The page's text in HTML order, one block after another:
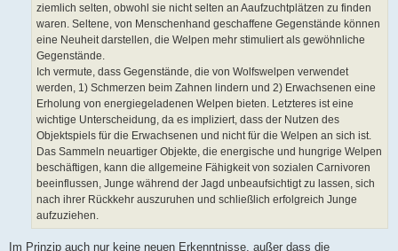
ziemlich selten, obwohl sie nicht selten an Aaufzuchtplätzen zu finden
waren. Seltene, von Menschenhand geschaffene Gegenstände können
eine Neuheit darstellen, die Welpen mehr stimuliert als gewöhnliche
Gegenstände.
Ich vermute, dass Gegenstände, die von Wolfswelpen verwendet
werden, 1) Schmerzen beim Zahnen lindern und 2) Erwachsenen eine
Erholung von energiegeladenen Welpen bieten. Letzteres ist eine
wichtige Unterscheidung, da es impliziert, dass der Nutzen des
Objektspiels für die Erwachsenen und nicht für die Welpen an sich ist.
Das Sammeln neuartiger Objekte, die energische und hungrige Welpen
beschäftigen, kann die allgemeine Fähigkeit von sozialen Carnivoren
beeinflussen, Junge während der Jagd unbeaufsichtigt zu lassen, sich
nach ihrer Rückkehr auszuruhen und schließlich erfolgreich Junge
aufzuziehen.
Im Prinzip auch nur keine neuen Erkenntnisse, außer dass die